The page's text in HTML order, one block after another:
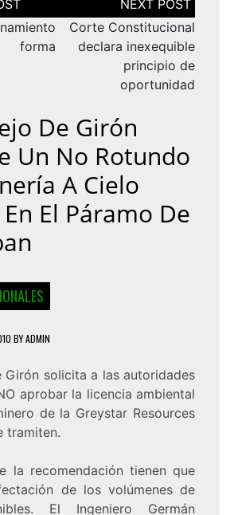
Corte Constitucional
declara inexequible
principio de
oportunidad
De Girón
Un No Rotundo
A Cielo
El Páramo De
BYADMIN
Girón solicita a las autoridades
aprobar la licencia ambiental
de la Greystar Resources
tramiten.
la recomendación tienen que
de los volúmenes de
El Ingeniero Germán